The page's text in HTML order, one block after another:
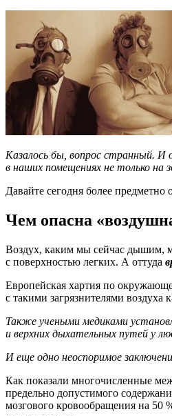
Казалось бы, вопрос странный. И
в наших помещениях не только на
Давайте сегодня более
Чем опасна
Воздух, каким мы сейчас дышим,
с поверхностью легких. А оттуда
Европейская хартия по
с такими загрязнителями воздуха
Также учеными медиками
и верхних дыхательных путей у
И еще одно неоспоримое
Как показали многочисленные
предельно допустимого
мозгового кровообращения на 50